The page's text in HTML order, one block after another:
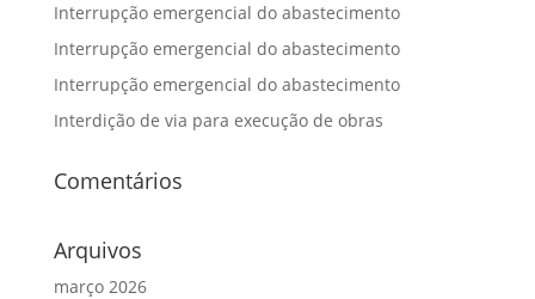
Interrupção emergencial do abastecimento
Interrupção emergencial do abastecimento
Interrupção emergencial do abastecimento
Interdição de via para execução de obras
Comentários
Arquivos
março 2026